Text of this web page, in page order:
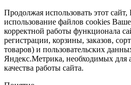
Продолжая использовать этот
использование файлов cookies
корректной работы функционала
регистрации, корзины, заказов,
товаров) и пользовательских
Яндекс.Метрика, необходимых для
качества работы сайта.